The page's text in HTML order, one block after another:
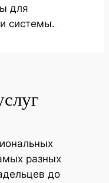
для
системы.
разных
до